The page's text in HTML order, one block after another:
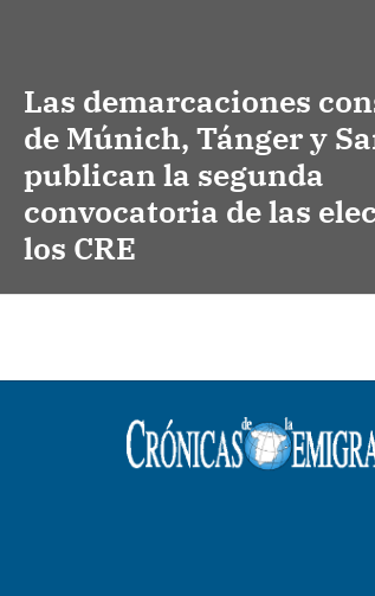
Las demarcaciones
de Múnich, Tánger y
publican la segunda
convocatoria de las
los CRE